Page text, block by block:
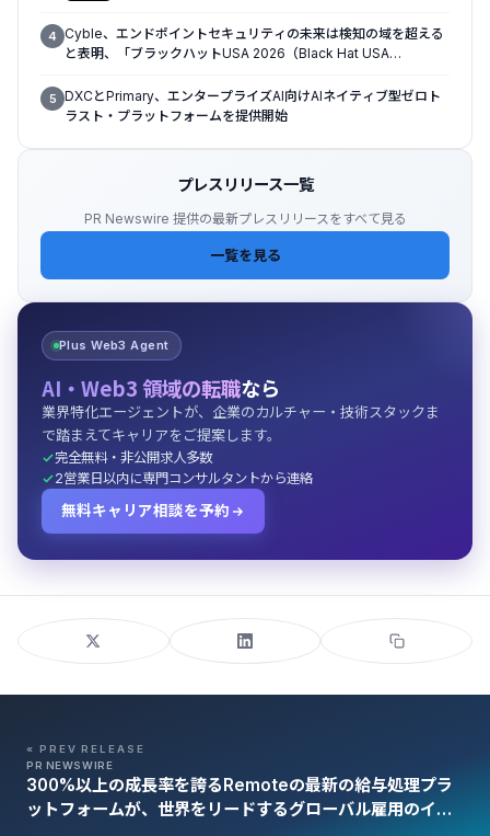
4 Cyble、エンドポイントセキュリティの未来は検知の域を超える
と表明、「ブラックハットUSA 2026（Black Hat USA
5 DXCとPrimary、エンタープライズAI向けAIネイティブ型ゼロト
ラスト・プラットフォームを提供開始
プレスリリース一覧
PR Newswire 提供の最新プレスリリースをすべて見る
一覧を見る
Plus Web3 Agent
AI・Web3 領域の転職なら
業界特化エージェントが、企業のカルチャー・技術スタックま
で踏まえてキャリアをご提案します。
完全無料・非公開求人多数
2営業日以内に専門コンサルタントから連絡
無料キャリア相談を予約
« PREV RELEASE
PR NEWSWIRE
300%以上の成長率を誇るRemoteの最新の給与処理プラ
ットフォームが、世界をリードするグローバル雇用のイン